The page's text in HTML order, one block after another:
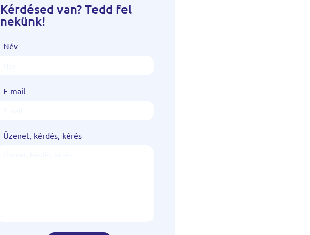
Kérdésed van? Tedd fel
nekünk!
Név
E-mail
Üzenet, kérdés, kérés